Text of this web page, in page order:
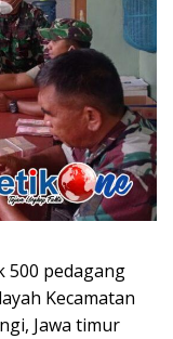
500 pedagang
Kecamatan
Jawa timur